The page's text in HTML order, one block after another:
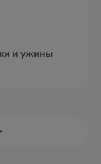
и ужины